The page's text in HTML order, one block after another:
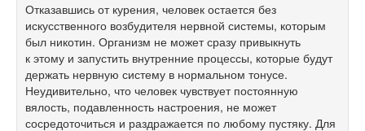
Отказавшись от курения, человек остается без
искусственного возбудителя нервной системы, которым
был никотин. Организм не может сразу привыкнуть
к этому и запустить внутренние процессы, которые будут
держать нервную систему в нормальном тонусе.
Неудивительно, что человек чувствует постоянную
вялость, подавленность настроения, не может
сосредоточиться и раздражается по любому пустяку. Для